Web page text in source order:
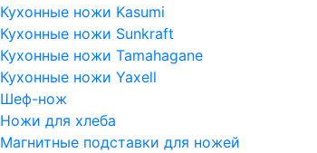
Кухонные ножи Kasumi
Кухонные ножи Sunkraft
Кухонные ножи Tamahagane
Кухонные ножи Yaxell
Шеф-нож
Ножи для хлеба
Магнитные подставки для ножей